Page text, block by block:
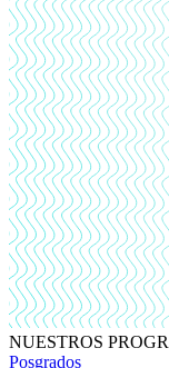
NUESTROS
Posgrados